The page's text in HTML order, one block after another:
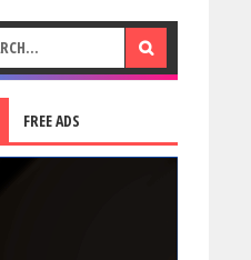
FREE ADS